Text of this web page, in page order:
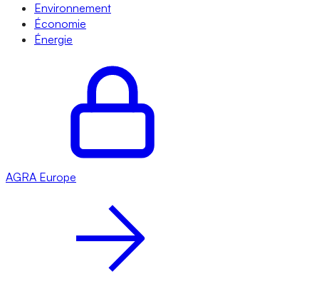
Environnement
Économie
Énergie
AGRA Europe